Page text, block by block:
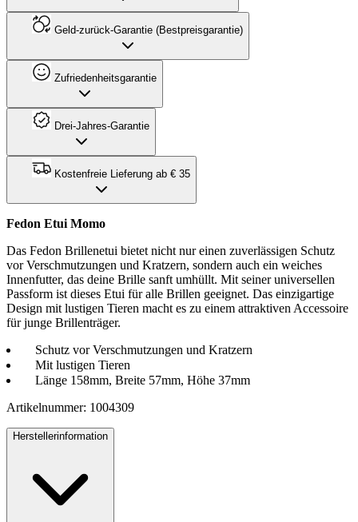
Geld-zurück-Garantie (Bestpreisgarantie)
Zufriedenheitsgarantie
Drei-Jahres-Garantie
Kostenfreie Lieferung ab € 35
Fedon Etui Momo
Das Fedon Brillenetui bietet nicht nur einen zuverlässigen Schutz
vor Verschmutzungen und Kratzern, sondern auch ein weiches
Innenfutter, das deine Brille sanft umhüllt. Mit seiner universellen
Passform ist dieses Etui für alle Brillen geeignet. Das einzigartige
Design mit lustigen Tieren macht es zu einem attraktiven Accessoire
für junge Brillenträger.
Schutz vor Verschmutzungen und Kratzern
Mit lustigen Tieren
Länge 158mm, Breite 57mm, Höhe 37mm
Artikelnummer: 1004309
Herstellerinformation